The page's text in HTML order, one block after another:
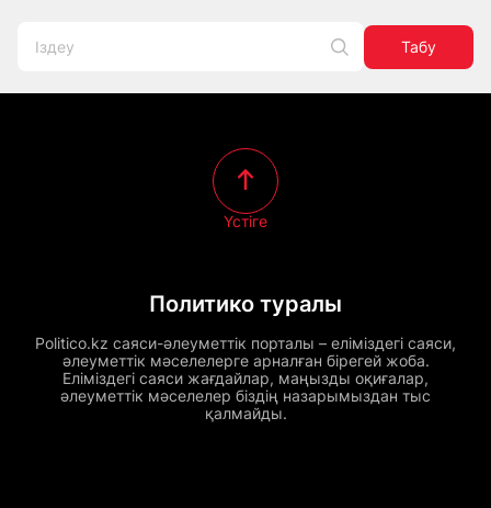
Табу
Политико туралы
Politico.kz саяси-әлеуметтік порталы – еліміздегі саяси,
әлеуметтік мәселелерге арналған бірегей жоба.
Еліміздегі саяси жағдайлар, маңызды оқиғалар,
әлеуметтік мәселелер біздің назарымыздан тыс
қалмайды.
Үстіге